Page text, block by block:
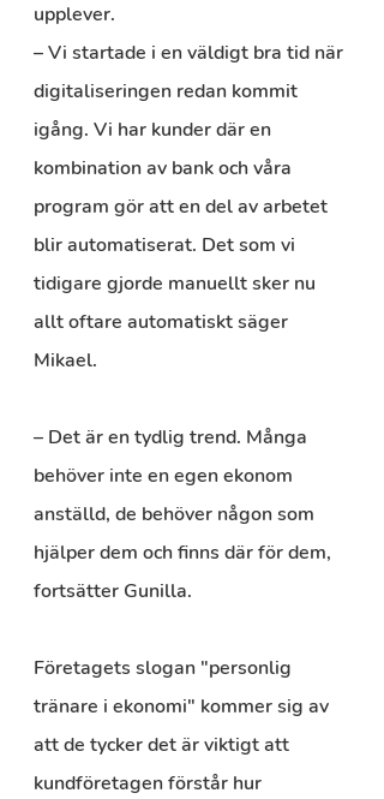
upplever.
– Vi startade i en väldigt bra tid när
digitaliseringen redan kommit
igång. Vi har kunder där en
kombination av bank och våra
program gör att en del av arbetet
blir automatiserat. Det som vi
tidigare gjorde manuellt sker nu
allt oftare automatiskt säger
Mikael.
– Det är en tydlig trend. Många
behöver inte en egen ekonom
anställd, de behöver någon som
hjälper dem och finns där för dem,
fortsätter Gunilla.
Företagets slogan "personlig
tränare i ekonomi" kommer sig av
att de tycker det är viktigt att
kundföretagen förstår hur